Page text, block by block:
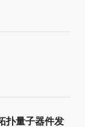
扑量子器件发